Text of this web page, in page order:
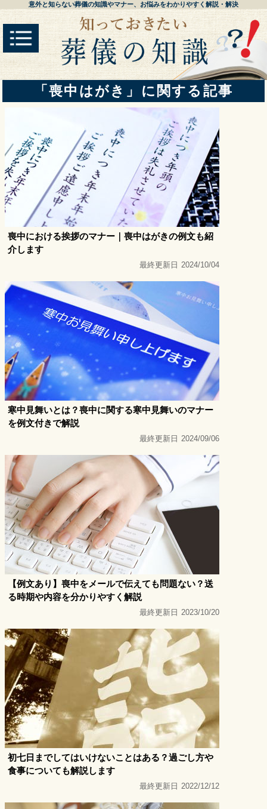
意外と知らない葬儀の知識やマナー、お悩みをわかりやすく解説・解決
「喪中はがき」に関する記事
喪中における挨拶のマナー｜喪中はがきの例文も紹
介します
最終更新日 2024/10/04
寒中見舞いとは？喪中に関する寒中見舞いのマナー
を例文付きで解説
最終更新日 2024/09/06
【例文あり】喪中をメールで伝えても問題ない？送
る時期や内容を分かりやすく解説
最終更新日 2023/10/20
初七日までしてはいけないことはある？過ごし方や
食事についても解説します
最終更新日 2022/12/12